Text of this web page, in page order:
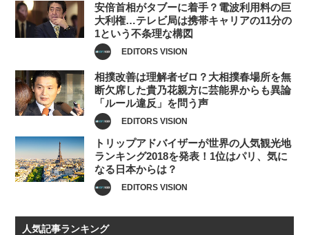
安倍首相がタブーに着手？電波利用料の巨
大利権…テレビ局は携帯キャリアの11分の
1という不条理な構図
EDITORS VISION
相撲改善は理解者ゼロ？大相撲春場所を無
断欠席した貴乃花親方に芸能界からも異論
「ルール違反」を問う声
EDITORS VISION
トリップアドバイザーが世界の人気観光地
ランキング2018を発表！1位はパリ、気に
なる日本からは？
EDITORS VISION
人気記事ランキング